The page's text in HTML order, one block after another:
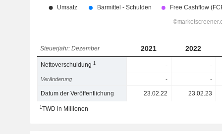
Steuerjahr: Dezember 2021 2022
Nettoverschuldung1 - -
Veränderung - -
Datum der Veröffentlichung 23.02.22 23.02.23
1TWD in Millionen